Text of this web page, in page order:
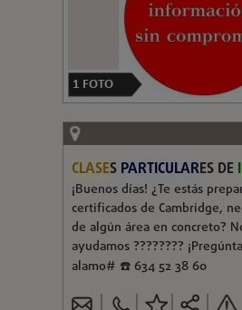
1 FOTO
CLASES PARTICULARES DE
¡Buenos días! ¿Te estás
certificados de Cambridge,
de algún área en concreto?
ayudamos ????‍????
alamo# ☎️ 634 52 38 60